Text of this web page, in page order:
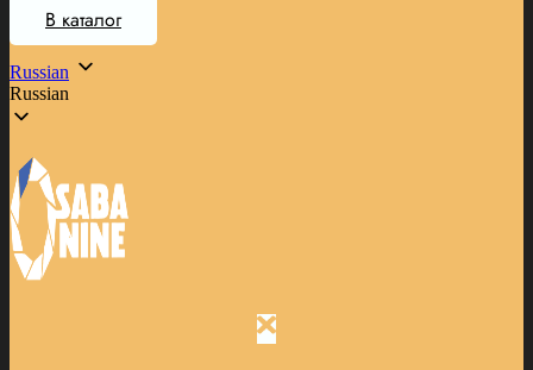
В каталог
Russian
Russian